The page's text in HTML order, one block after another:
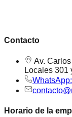
Contacto
Av.
Locales 301
Horario de la